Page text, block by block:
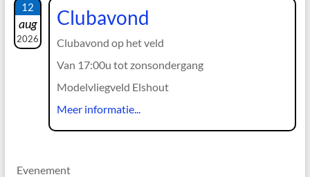
12
aug
2026
Clubavond
Clubavond op het veld
Van 17:00u tot zonsondergang
Modelvliegveld Elshout
Meer informatie...
Evenement